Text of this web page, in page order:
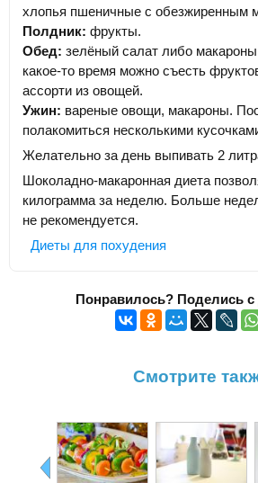
хлопья пшеничные с обезжиренным
Полдник: фрукты.
Обед: зелёный салат либо
какое-то время можно съесть
ассорти из овощей.
Ужин: вареные овощи, макароны.
полакомиться несколькими
Желательно за день выпивать 2
Шоколадно-макаронная диета
килограмма за неделю. Больше
не рекомендуется.
Диеты для похудения
Понравилось? Поделись с
Смотрите